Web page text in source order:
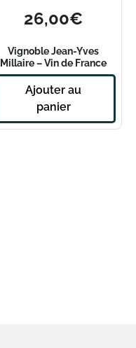
26,00€
Vignoble Jean-Yves
Millaire – Vin de France
Blanc Astéries – 2023
Ajouter au
panier